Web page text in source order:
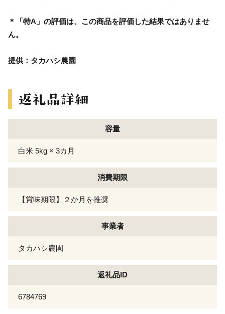
＊「特A」の評価は、この商品を評価した結果ではありませ
ん。
提供：タカハシ農園
容量
白米 5kg × 3カ月
消費期限
【賞味期限】２か月を推奨
事業者
タカハシ農園
返礼品ID
6784769